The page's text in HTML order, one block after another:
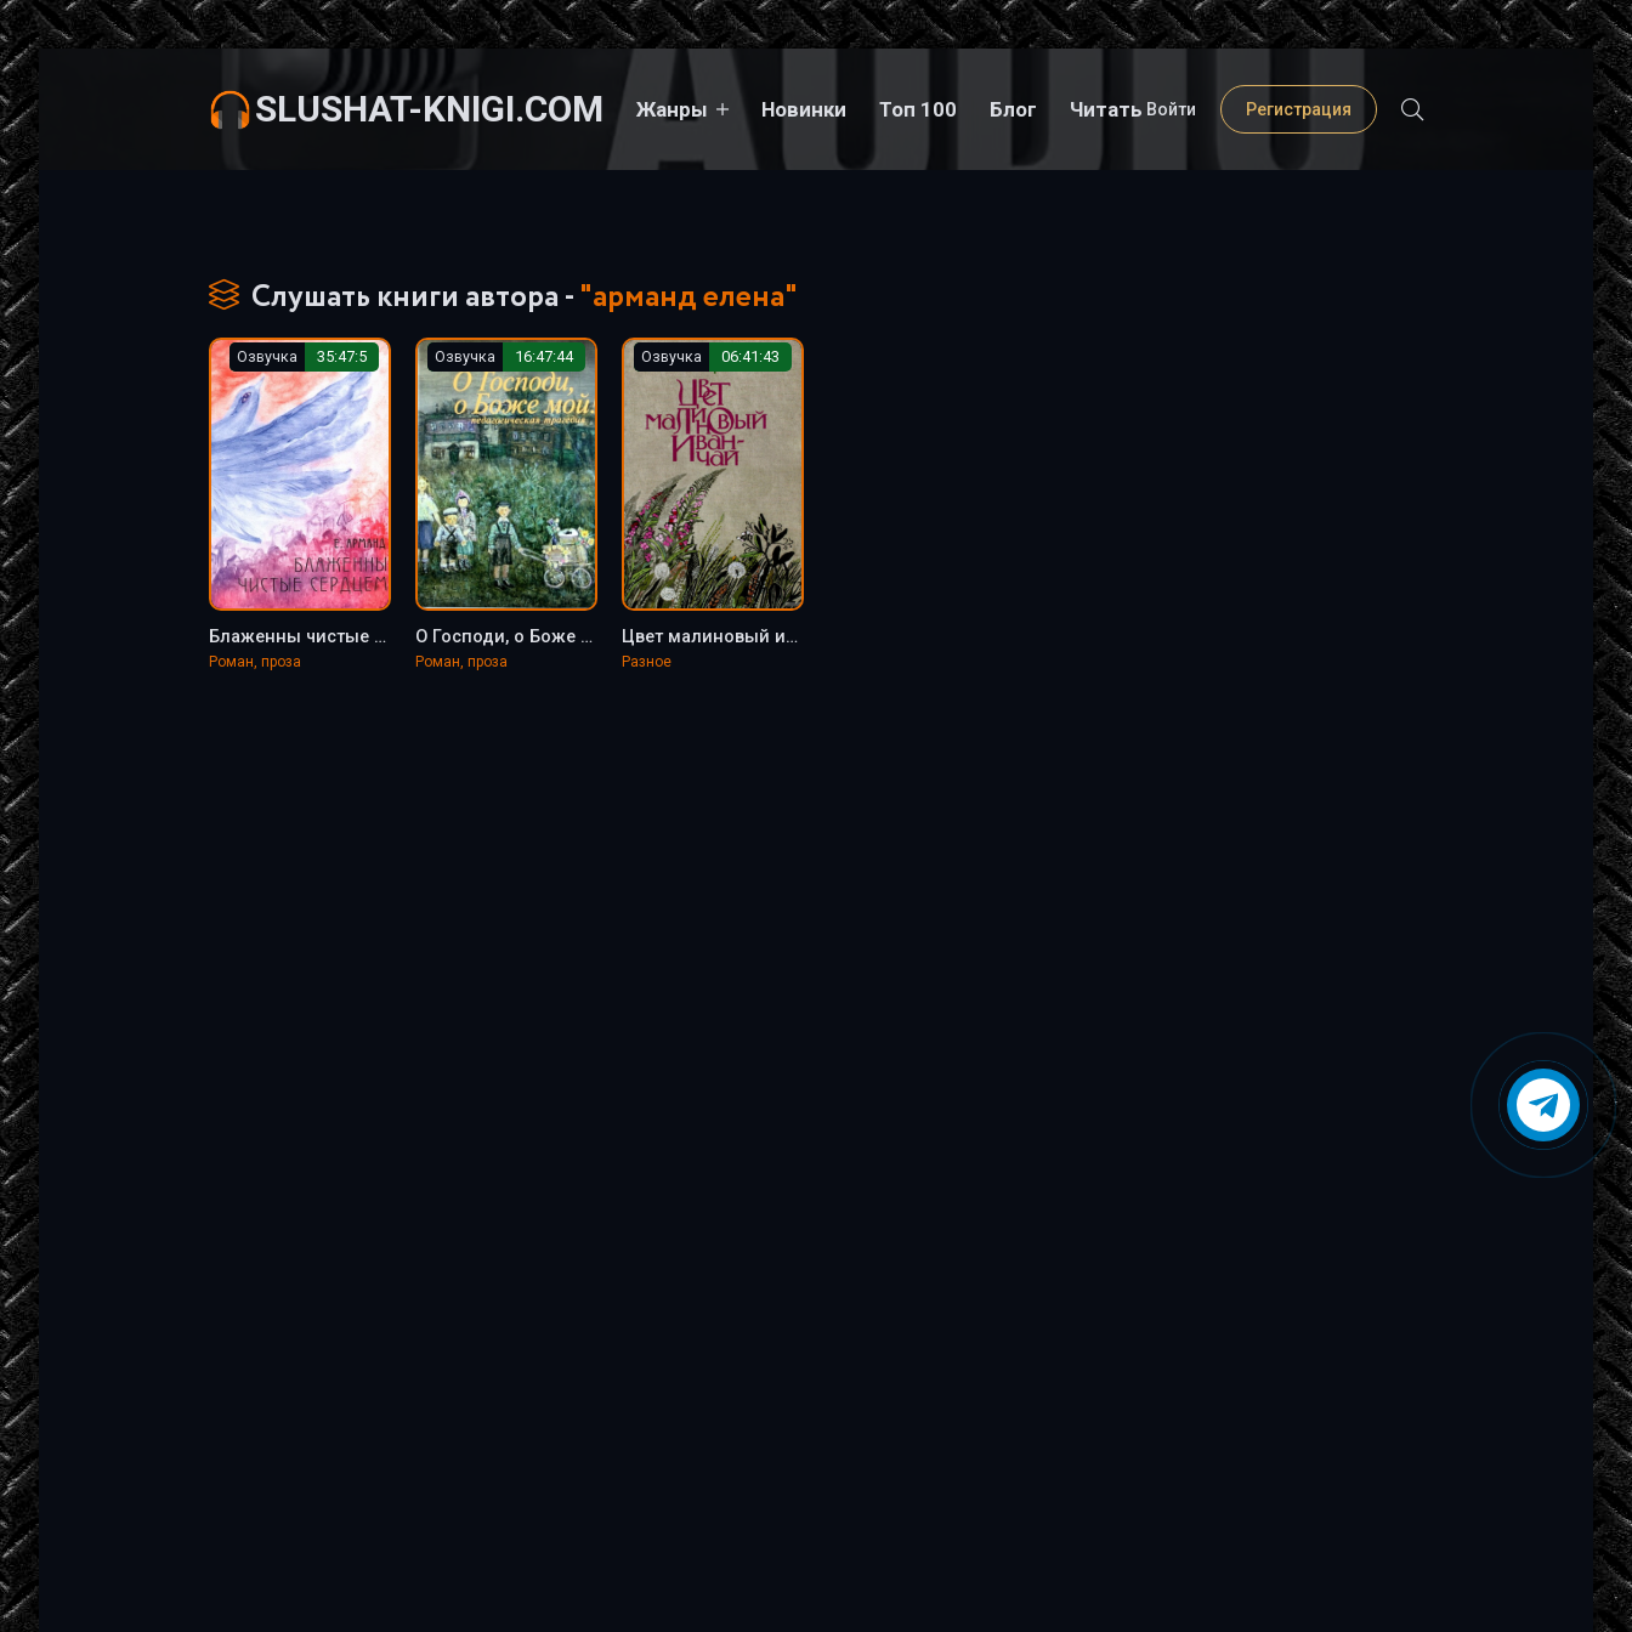
SLUSHAT-KNIGI.COM Жанры Новинки Топ 100 Блог Читать Войти Регистрация
Слушать книги автора -"арманд елена"
Озвучка 35:47:5
Блаженны чистые сердцем - Елена Арманд
Роман, проза
Озвучка 16:47:44
О Господи, о Боже мой! - Елена Арманд
Роман, проза
Озвучка 06:41:43
Цвет малиновый иван-чай - Елена Арманд
Разное